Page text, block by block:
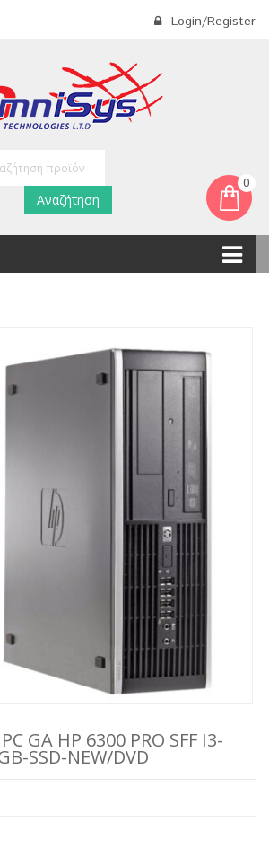
Login/Register
0
Αναζήτηση
GA HP 6300 PRO SFF I3-
SSD-NEW/DVD